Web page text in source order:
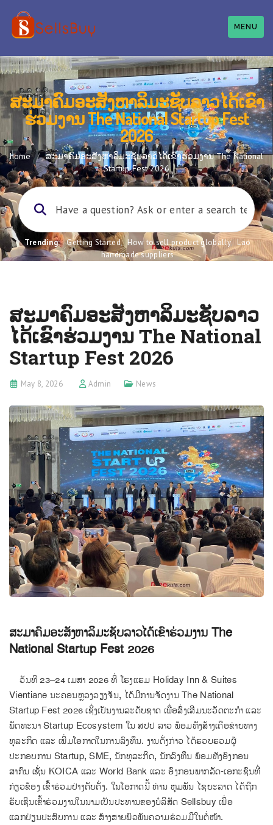
MENU
ສະມາຄົມອະສັງຫາລິມະຊັບລາວໄດ້ເຂົາ
ຮ່ວມງານ The National Startup Fest
2026
home / ສະມາຄົມອະສັງຫາລິມະຊັບລາວໄດ້ເຂົາຮ່ວມງານ The National
Startup Fest 2026
Trending: Getting Started, How to sell product globally, Lao
handmade suppliers
ສະມາຄົມອະສັງຫາລິມະຊັບລາວ
ໄດ້ເຂົາຮ່ວມງານ The National
Startup Fest 2026
May 8, 2026 Admin News
ສະມາຄົມອະສັງຫາລິມະຊັບລາວໄດ້ເຂົາຮ່ວມງານ The
National Startup Fest 2026
ວັນທີ 23–24 ເມສາ 2026 ທີ່ ໂຮງແຮມ Holiday Inn & Suites
Vientiane ນະຄອນຫຼວງວຽງຈັນ, ໄດ້ມີການຈັດງານ The National
Startup Fest 2026 ເຊິ່ງເປັນງານລະດັບຊາດ ເພື່ອສົ່ງເສີມນະວັດຕະກຳ ແລະ
ພັດທະນາ Startup Ecosystem ໃນ ສປປ ລາວ ພ້ອມທັງສ້າງເຄືອຂ່າຍທາງ
ທຸລະກິດ ແລະ ເພີ່ມໂອກາດໃນການລົງທຶນ. ງານດັ່ງກ່າວ ໄດ້ຮວບຮວມຜູ້
ປະກອບການ Startup, SME, ນັກທຸລະກິດ, ນັກລົງທຶນ ພ້ອມທັງອົງກອນ
ສາກົນ ເຊັ່ນ KOICA ແລະ World Bank ແລະ ອົງກອນພາກລັດ-ເອກະຊົນທີ່
ກ່ຽວຂ້ອງ ເຂົ້າຮ່ວມຢ່າງຄັບຄັ່ງ. ໃນໂອກາດນີ້ ທ່ານ ຫຸມພັນ ໄຊຍະລາດ ໄດ້ຖືກ
ຮັບເຊີນເຂົ້າຮ່ວມງານໃນນາມເປັນປະທານຂອງບໍລິສັດ Sellsbuy ເພື່ອ
ແລກປ່ຽນປະສົບການ ແລະ ສ້າງສາຍພົວພັນຄວາມຮ່ວມມືໃນຕໍ່ໜ້າ.